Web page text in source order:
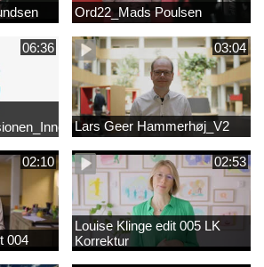
Ord22_Mads Poulsen
06:36 03:04
Lars Geer Hammerhøj_V2
02:10
004
02:53
Louise Klinge edit 005 LK
Korrektur